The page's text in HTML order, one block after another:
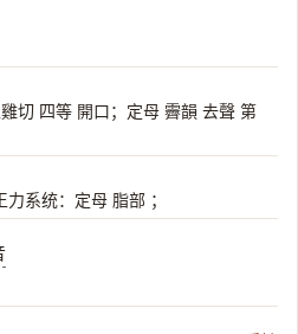
切 四等 開口；定母 霽韻 去聲 第
系统：定母 脂部 ；